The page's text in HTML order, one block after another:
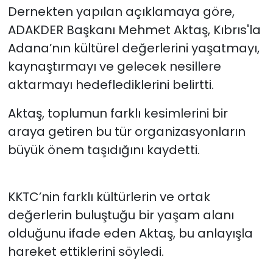
Dernekten yapılan açıklamaya göre,
ADAKDER Başkanı Mehmet Aktaş, Kıbrıs'la
Adana’nın kültürel değerlerini yaşatmayı,
kaynaştırmayı ve gelecek nesillere
aktarmayı hedeflediklerini belirtti.
Aktaş, toplumun farklı kesimlerini bir
araya getiren bu tür organizasyonların
büyük önem taşıdığını kaydetti.
KKTC’nin farklı kültürlerin ve ortak
değerlerin buluştuğu bir yaşam alanı
olduğunu ifade eden Aktaş, bu anlayışla
hareket ettiklerini söyledi.